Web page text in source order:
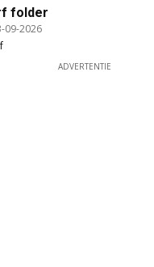
folder
09-2026
ADVERTENTIE